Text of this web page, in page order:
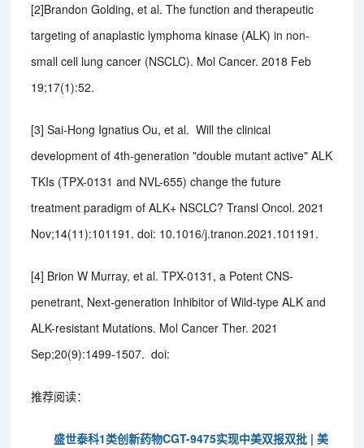
[2]Brandon Golding, et al. The function and therapeutic
targeting of anaplastic lymphoma kinase (ALK) in non-
small cell lung cancer (NSCLC). Mol Cancer. 2018 Feb
19;17(1):52.
[3] Sai-Hong Ignatius Ou, et al. Will the clinical
development of 4th-generation "double mutant active" ALK
TKIs (TPX-0131 and NVL-655) change the future
treatment paradigm of ALK+ NSCLC? Transl Oncol. 2021
Nov;14(11):101191. doi: 10.1016/j.tranon.2021.101191.
[4] Brion W Murray, et al. TPX-0131, a Potent CNS-
penetrant, Next-generation Inhibitor of Wild-type ALK and
ALK-resistant Mutations. Mol Cancer Ther. 2021
Sep;20(9):1499-1507. doi:
推荐阅读：
盛世泰科1类创新药物CGT-9475实现中美双报双批 | 美